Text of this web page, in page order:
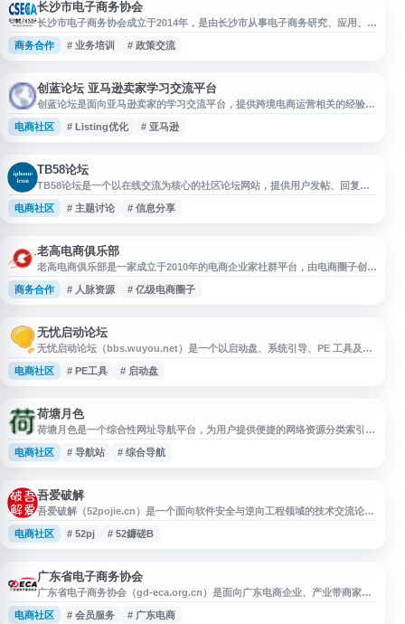
长沙市电子商务协会
长沙市电子商务协会成立于2014年，是由长沙市从事电子商务研究、应用、服
务的企事业单位、社会组织和个人自愿组成的地方性、行业性、非营利性社会
组织。协会接受长沙市民政局和长沙市商务局的业务指导和监督管理。 协会
接政府委托的行业
商务合作 # 业务培训 # 政策交流
创蓝论坛 亚马逊卖家学习交流平台
创蓝论坛是面向亚马逊卖家的学习交流平台，提供跨境电商运营相关的经验分
享、问题讨论与行业资讯内容。网站聚焦亚马逊开店、选品、Listing 优化、
广告投放、账号运营、物流与合规等卖家常见话题，适合新手卖家和跨境电商
电商社区 # Listing优化 # 亚马逊
TB58论坛
TB58论坛是一个以在线交流为核心的社区论坛网站，提供用户发帖、回复、
信息分享和主题讨论等基础论坛功能。网站适合用于浏览社区内容、参与话题
互动及获取用户发布的相关信息，面向需要论坛交流与信息聚合的访问者。
电商社区 # 主题讨论 # 信息分享
老高电商俱乐部
老高电商俱乐部是一家成立于2010年的电商企业家社群平台，由电商圈子创始
人老高创办。平台汇聚万余家电商企业会员，专注为电商老板提供人脉资源对
接、行业经验交流和平台官方资源整合服务。俱乐部定位于金冠及亿级电商卖
业在供应链、渠
商务合作 # 人脉资源 # 亿级电商圈子
无忧启动论坛
无忧启动论坛（bbs.wuyou.net）是一个以启动盘、系统引导、PE 工具及相
关技术交流为主题的中文论坛平台。网站提供论坛版块用于用户讨论电脑启
动、系统维护、装机工具、故障排查等内容，适合关注系统启动与维护技术的
电商社区 # PE工具 # 启动盘
荷塘月色
荷塘月色是一个综合性网址导航平台，为用户提供便捷的网络资源分类索引服
务。网站收录各类常用网站链接，涵盖搜索引擎、新闻资讯、社交媒体、影音
娱乐、在线购物、生活服务等多个领域。通过清晰的分类导航体系，帮助用户
网址库，筛选优质网站
电商社区 # 导航站 # 综合导航
吾爱破解
吾爱破解（52pojie.cn）是一个面向软件安全与逆向工程领域的技术交流论
坛，内容涵盖逆向分析、反病毒技术、调试工具、编程开发、漏洞研究及相关
学习资料。网站提供技术讨论、经验分享、教程资源和工具信息，适合关注软
电商社区 # 52pj # 52鐮磋В
广东省电子商务协会
广东省电子商务协会（gd-eca.org.cn）是面向广东电商企业、产业带商家、
跨境电商团队和传统企业转型用户的行业组织网站，提供政策动态、行业资
讯、协会通知、会员服务、活动交流等信息。网站适合关注广东电子商务发
电商社区 # 会员服务 # 广东电商